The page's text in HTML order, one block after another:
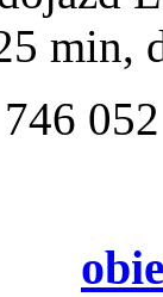
min,